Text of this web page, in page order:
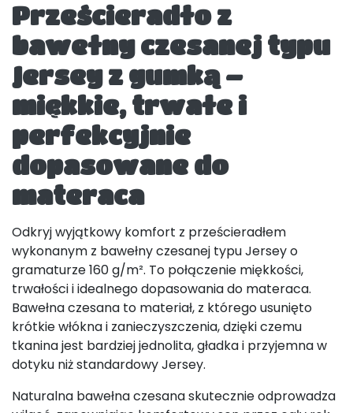
Prześcieradło z
bawełny czesanej typu
Jersey z gumką –
miękkie, trwałe i
perfekcyjnie
dopasowane do
materaca
Odkryj wyjątkowy komfort z prześcieradłem
wykonanym z bawełny czesanej typu Jersey o
gramaturze 160 g/m². To połączenie miękkości,
trwałości i idealnego dopasowania do materaca.
Bawełna czesana to materiał, z którego usunięto
krótkie włókna i zanieczyszczenia, dzięki czemu
tkanina jest bardziej jednolita, gładka i przyjemna w
dotyku niż standardowy Jersey.
Naturalna bawełna czesana skutecznie odprowadza